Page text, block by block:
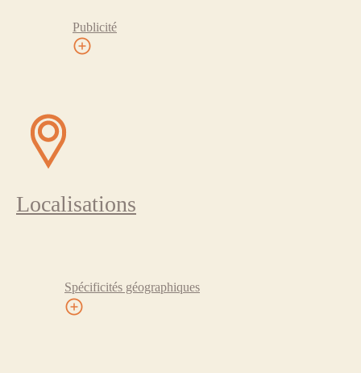
Publicité
Localisations
Spécificités géographiques